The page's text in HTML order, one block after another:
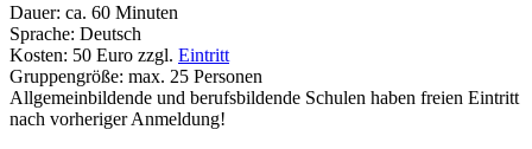
Dauer: ca. 60 Minuten
Sprache: Deutsch
Kosten: 50 Euro zzgl. Eintritt
Gruppengröße: max. 25 Personen
Allgemeinbildende und berufsbildende Schulen haben freien Eintritt
nach vorheriger Anmeldung!